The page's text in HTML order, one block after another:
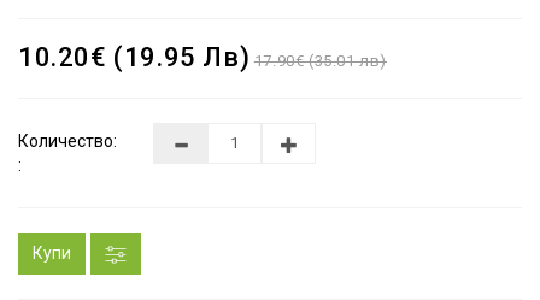
10.20€ (19.95 Лв) 17.90€ (35.01 лв)
Количество:
:
Купи